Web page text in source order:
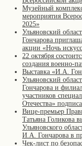
Музейный
мероприятия
2025»
Ульяновский
Гончарова
акции «Ночь
22 октября
создания военно-
Выставка «И.А.
Ульяновский
Гончарова и
участников
Отечества»
Вице-премьер
Татьяна Голикова
Ульяновского
И.А. Гончарова в
Чек-лист по